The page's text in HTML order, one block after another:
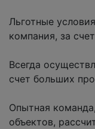
Льготные
компания, за
Всегда
счет больших
Опытная
объектов,